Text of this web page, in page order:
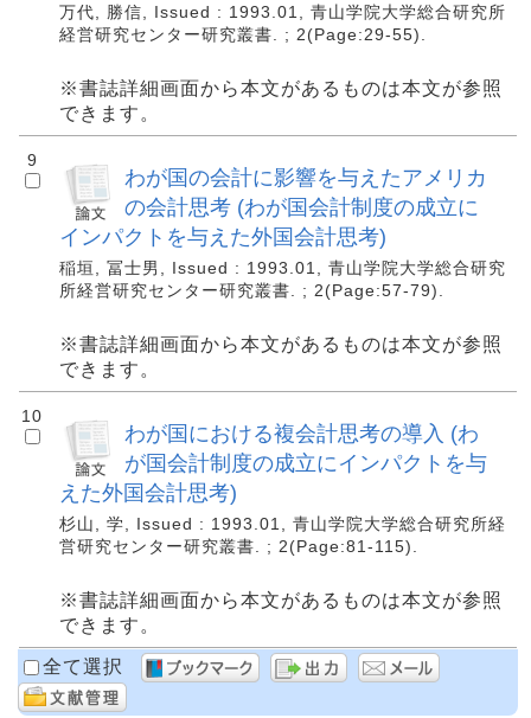
万代, 勝信, Issued : 1993.01, 青山学院大学総合研究所
経営研究センター研究叢書. ; 2(Page:29-55).
※書誌詳細画面から本文があるものは本文が参照
できます。
9
わが国の会計に影響を与えたアメリカ
の会計思考 (わが国会計制度の成立に
インパクトを与えた外国会計思考)
稲垣, 冨士男, Issued : 1993.01, 青山学院大学総合研究
所経営研究センター研究叢書. ; 2(Page:57-79).
※書誌詳細画面から本文があるものは本文が参照
できます。
10
わが国における複会計思考の導入 (わ
が国会計制度の成立にインパクトを与
えた外国会計思考)
杉山, 学, Issued : 1993.01, 青山学院大学総合研究所経
営研究センター研究叢書. ; 2(Page:81-115).
※書誌詳細画面から本文があるものは本文が参照
できます。
全て選択